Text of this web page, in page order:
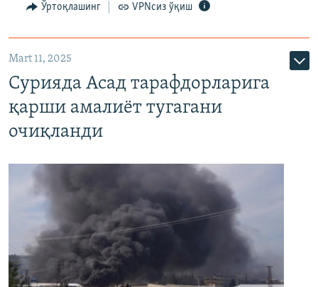
Ўртоқлашинг VPNсиз ўқиш
Mart 11, 2025
Сурияда Асад тарафдорларига
қарши амалиёт тугагани
очиқланди